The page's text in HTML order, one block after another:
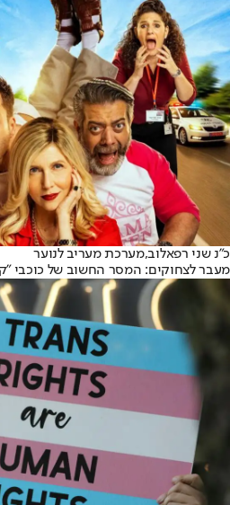
כ"נ שני רפאלוב,מערכת מעריב לנוער
מעבר לצחוקים: המסר החשוב של כוכבי